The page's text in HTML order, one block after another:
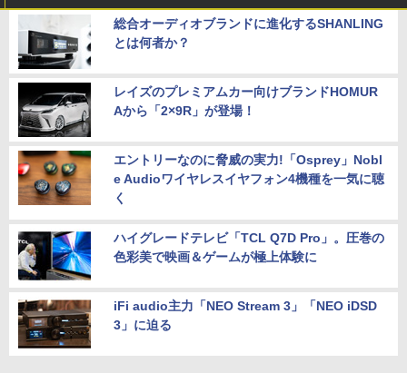
総合オーディオブランドに進化するSHANLING
とは何者か？
レイズのプレミアムカー向けブランドHOMUR
Aから「2×9R」が登場！
エントリーなのに脅威の実力!「Osprey」Nobl
e Audioワイヤレスイヤフォン4機種を一気に聴
く
ハイグレードテレビ「TCL Q7D Pro」。圧巻の
色彩美で映画＆ゲームが極上体験に
iFi audio主力「NEO Stream 3」「NEO iDSD
3」に迫る